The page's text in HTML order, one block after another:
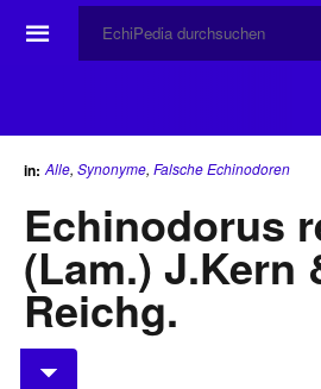
☰
in: Alle, Synonyme, Falsche Echinodoren
Echinodorus
(Lam.) J.Kern
Reichg.